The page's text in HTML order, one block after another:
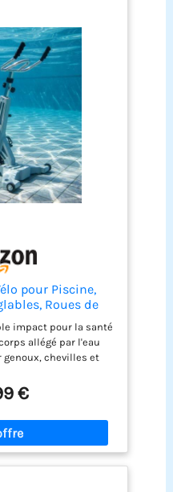
pour Piscine,
Roues de
pour Fitness
Perte de Poids,
Jusqu'à 150
impact pour la santé
allégé par l'eau
chevilles et
en surpoids ou
La résistance
le cœur, améliore
silhouette et muscle
de chaleur
excessive Multiples
€